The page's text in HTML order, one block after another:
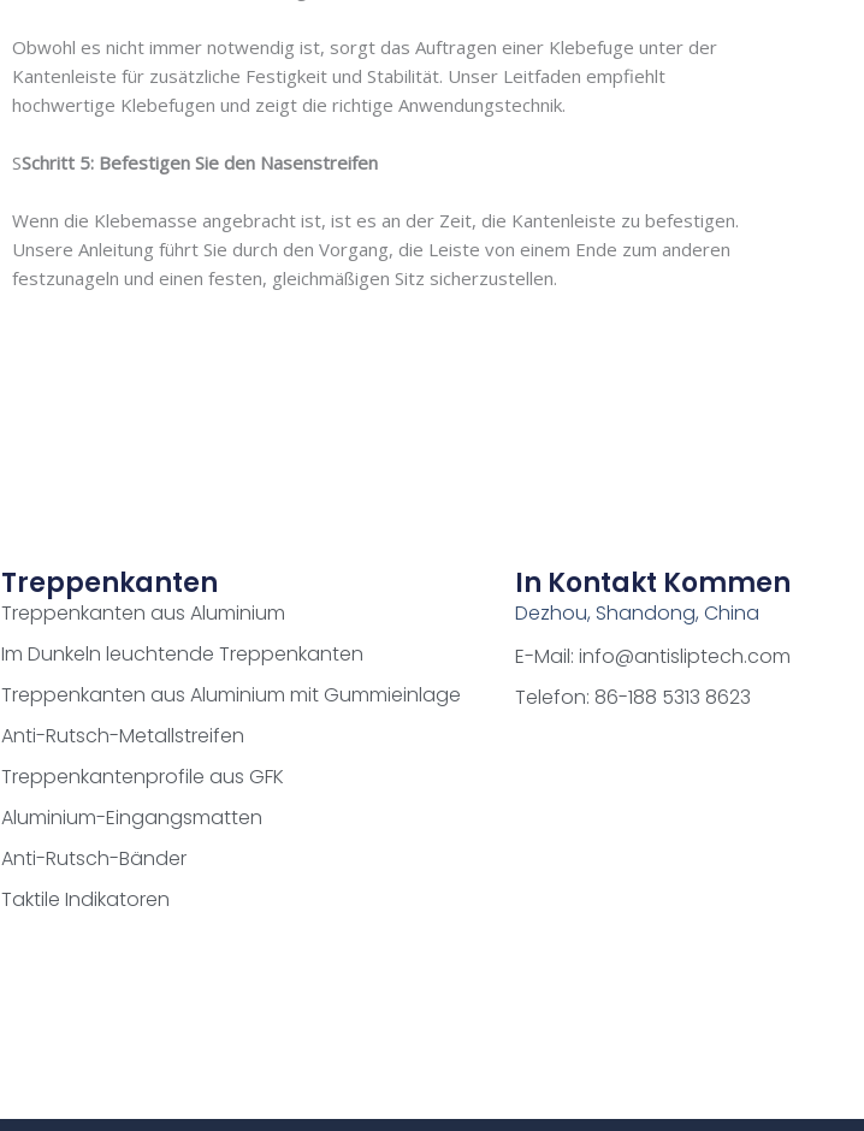
Obwohl es nicht immer notwendig ist, sorgt das Auftragen einer Klebefuge unter der
Kantenleiste für zusätzliche Festigkeit und Stabilität. Unser Leitfaden empfiehlt
hochwertige Klebefugen und zeigt die richtige Anwendungstechnik.
SSchritt 5: Befestigen Sie den Nasenstreifen
Wenn die Klebemasse angebracht ist, ist es an der Zeit, die Kantenleiste zu befestigen.
Unsere Anleitung führt Sie durch den Vorgang, die Leiste von einem Ende zum anderen
festzunageln und einen festen, gleichmäßigen Sitz sicherzustellen.
Treppenkanten
Treppenkanten aus Aluminium
Im Dunkeln leuchtende Treppenkanten
Treppenkanten aus Aluminium mit Gummieinlage
Anti-Rutsch-Metallstreifen
Treppenkantenprofile aus GFK
Aluminium-Eingangsmatten
Anti-Rutsch-Bänder
Taktile Indikatoren
In Kontakt Kommen
Dezhou, Shandong, China
E-Mail: info@antisliptech.com
Telefon: 86-188 5313 8623